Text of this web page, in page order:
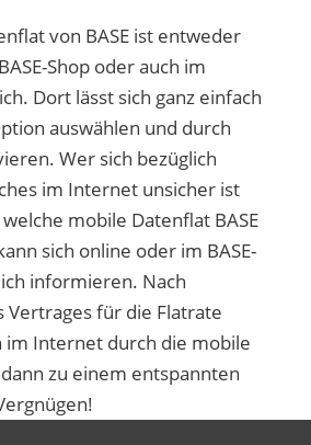
von BASE ist entweder
Shop oder auch im
Dort lässt sich ganz einfach
auswählen und durch
Wer sich bezüglich
im Internet unsicher ist
mobile Datenflat BASE
sich online oder im BASE-
informieren. Nach
Vertrages für die Flatrate
im Internet durch die mobile
zu einem entspannten